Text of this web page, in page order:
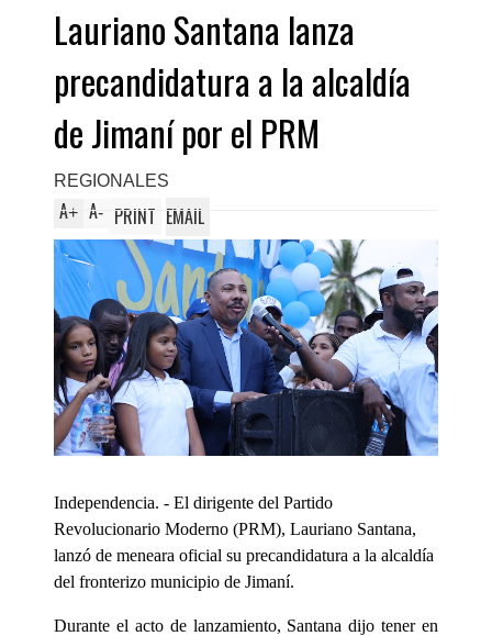
Lauriano Santana lanza
precandidatura a la alcaldía
de Jimaní por el PRM
REGIONALES
A+ A- PRINT EMAIL
Independencia. - El dirigente del Partido
Revolucionario Moderno (PRM), Lauriano Santana,
lanzó de meneara oficial su precandidatura a la alcaldía
del fronterizo municipio de Jimaní.
Durante el acto de lanzamiento, Santana dijo tener en